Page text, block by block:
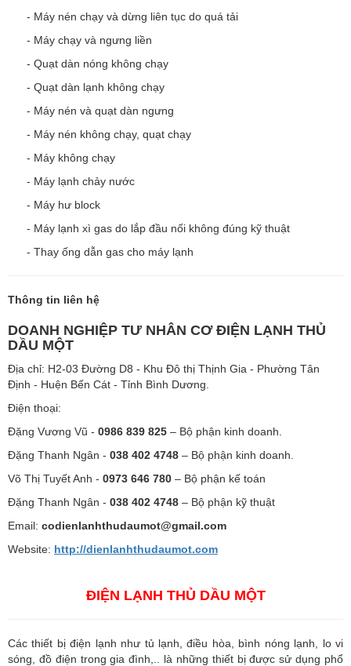
- Máy nén chạy và dừng liên tục do quá tải
- Máy chạy và ngưng liền
- Quạt dàn nóng không chạy
- Quạt dàn lạnh không chạy
- Máy nén và quạt dàn ngưng
- Máy nén không chạy, quạt chạy
- Máy không chạy
- Máy lạnh chảy nước
- Máy hư block
- Máy lạnh xì gas do lắp đầu nối không đúng kỹ thuật
- Thay ống dẫn gas cho máy lạnh
Thông tin liên hệ
DOANH NGHIỆP TƯ NHÂN CƠ ĐIỆN LẠNH THỦ
DẦU MỘT
Địa chỉ: H2-03 Đường D8 - Khu Đô thị Thịnh Gia - Phường Tân
Định - Huện Bến Cát - Tỉnh Bình Dương.
Điện thoại:
Đặng Vương Vũ - 0986 839 825 – Bộ phận kinh doanh.
Đặng Thanh Ngân - 038 402 4748 – Bộ phận kinh doanh.
Võ Thị Tuyết Anh - 0973 646 780 – Bộ phận kế toán
Đặng Thanh Ngân - 038 402 4748 – Bộ phận kỹ thuật
Email: codienlanhthudaumot@gmail.com
Website: http://dienlanhthudaumot.com
ĐIỆN LẠNH THỦ DẦU MỘT
Các thiết bị điện lạnh như tủ lạnh, điều hòa, bình nóng lạnh, lo vi
sóng, đồ điện trong gia đình,.. là những thiết bị được sử dụng phổ